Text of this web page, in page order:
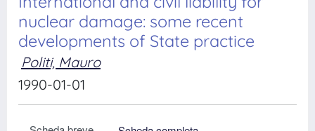
nuclear damage: some recent
developments of State practice
Politi, Mauro
1990-01-01